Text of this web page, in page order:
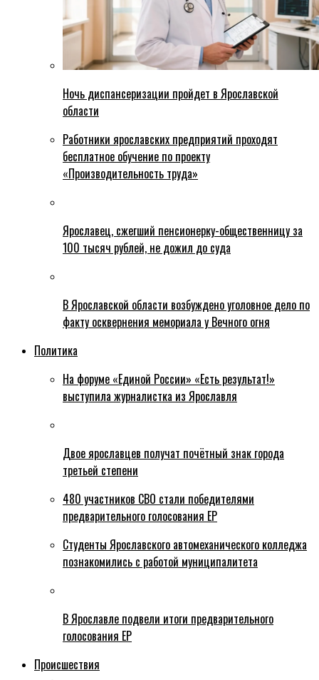
Ночь диспансеризации пройдет в Ярославской
области
Работники ярославских предприятий проходят
бесплатное обучение по проекту
«Производительность труда»
Ярославец, сжегший пенсионерку-общественницу за
100 тысяч рублей, не дожил до суда
В Ярославской области возбуждено уголовное дело по
факту осквернения мемориала у Вечного огня
Политика
На форуме «Единой России» «Есть результат!»
выступила журналистка из Ярославля
Двое ярославцев получат почётный знак города
третьей степени
480 участников СВО стали победителями
предварительного голосования ЕР
Студенты Ярославского автомеханического колледжа
познакомились с работой муниципалитета
В Ярославле подвели итоги предварительного
голосования ЕР
Происшествия